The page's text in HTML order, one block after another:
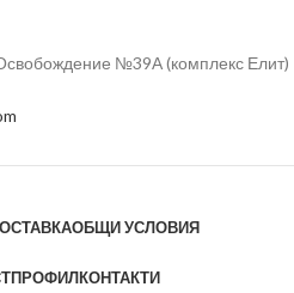
№39А (комплекс Елит)
ОБЩИ УСЛОВИЯ
ПРОФИЛКОНТАКТИ